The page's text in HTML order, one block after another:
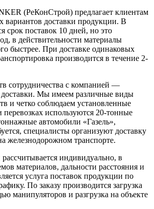
(РеКонСтрой) предлагает клиентам
вариантов доставки продукции. В
срок поставок 10 дней, но это
в действительности материалы
быстрее. При доставке одинаковых
производится в течение 2-
сотрудничества с компанией —
доставки. Мы имеем различные виды
и четко соблюдаем установленные
используются 20-тонные
автомобили «Газель»,
специалисты организуют доставку
железнодорожном транспорте.
индивидуально, в
материалов, дальности расстояния и
услуга поставок продукции по
По заказу производится загрузка
манипуляторов и разгрузка на объекте